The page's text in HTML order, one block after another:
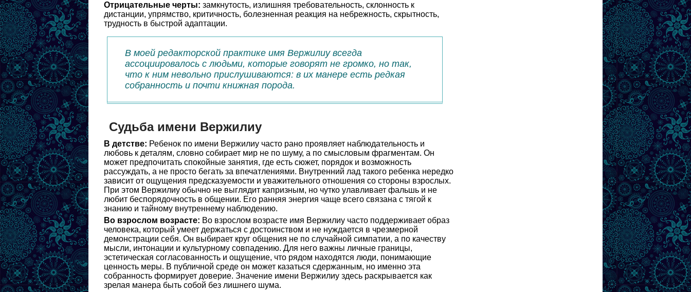
Отрицательные черты: замкнутость, излишняя требовательность, склонность к
дистанции, упрямство, критичность, болезненная реакция на небрежность, скрытность,
трудность в быстрой адаптации.
В моей редакторской практике имя Вержилиу всегда
ассоциировалось с людьми, которые говорят не громко, но так,
что к ним невольно прислушиваются: в их манере есть редкая
собранность и почти книжная порода.
Судьба имени Вержилиу
В детстве: Ребенок по имени Вержилиу часто рано проявляет наблюдательность и
любовь к деталям, словно собирает мир не по шуму, а по смысловым фрагментам. Он
может предпочитать спокойные занятия, где есть сюжет, порядок и возможность
рассуждать, а не просто бегать за впечатлениями. Внутренний лад такого ребенка нередко
зависит от ощущения предсказуемости и уважительного отношения со стороны взрослых.
При этом Вержилиу обычно не выглядит капризным, но чутко улавливает фальшь и не
любит беспорядочность в общении. Его ранняя энергия чаще всего связана с тягой к
знанию и тайному внутреннему наблюдению.
Во взрослом возрасте: Во взрослом возрасте имя Вержилиу часто поддерживает образ
человека, который умеет держаться с достоинством и не нуждается в чрезмерной
демонстрации себя. Он выбирает круг общения не по случайной симпатии, а по качеству
мысли, интонации и культурному совпадению. Для него важны личные границы,
эстетическая согласованность и ощущение, что рядом находятся люди, понимающие
ценность меры. В публичной среде он может казаться сдержанным, но именно эта
собранность формирует доверие. Значение имени Вержилиу здесь раскрывается как
зрелая манера быть собой без лишнего шума.